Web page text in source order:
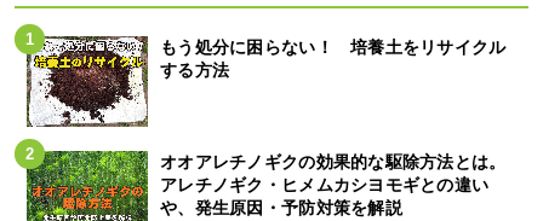
もう処分に困らない！ 培養土をリサイクル
する方法
オオアレチノギクの効果的な駆除方法とは。
アレチノギク・ヒメムカシヨモギとの違い
や、発生原因・予防対策を解説